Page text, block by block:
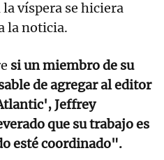
la víspera se hiciera
la noticia.
si un miembro de su
de agregar al editor
Jeffrey
que su trabajo es
esté coordinado".